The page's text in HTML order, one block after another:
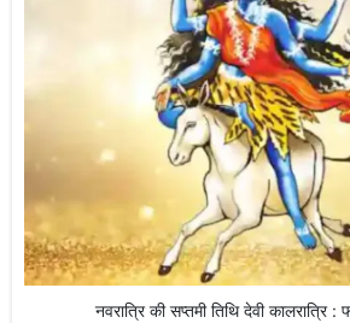
नवरात्रि की सप्तमी तिथि देवी कालरात्रि :